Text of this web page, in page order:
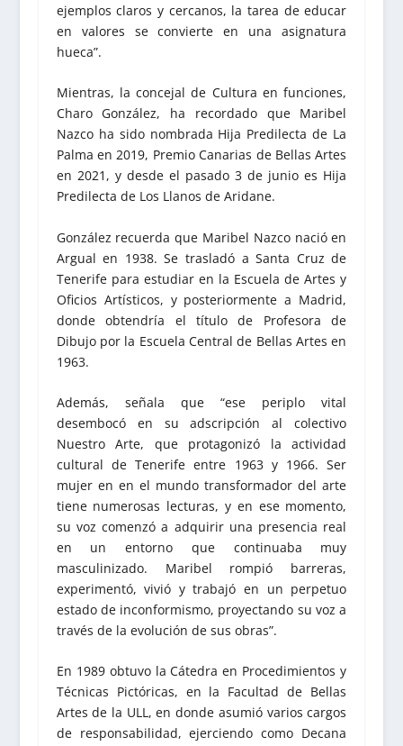
ejemplos claros y cercanos, la tarea de educar
en valores se convierte en una asignatura
hueca”.
Mientras, la concejal de Cultura en funciones,
Charo González, ha recordado que Maribel
Nazco ha sido nombrada Hija Predilecta de La
Palma en 2019, Premio Canarias de Bellas Artes
en 2021, y desde el pasado 3 de junio es Hija
Predilecta de Los Llanos de Aridane.
González recuerda que Maribel Nazco nació en
Argual en 1938. Se trasladó a Santa Cruz de
Tenerife para estudiar en la Escuela de Artes y
Oficios Artísticos, y posteriormente a Madrid,
donde obtendría el título de Profesora de
Dibujo por la Escuela Central de Bellas Artes en
1963.
Además, señala que “ese periplo vital
desembocó en su adscripción al colectivo
Nuestro Arte, que protagonizó la actividad
cultural de Tenerife entre 1963 y 1966. Ser
mujer en en el mundo transformador del arte
tiene numerosas lecturas, y en ese momento,
su voz comenzó a adquirir una presencia real
en un entorno que continuaba muy
masculinizado. Maribel rompió barreras,
experimentó, vivió y trabajó en un perpetuo
estado de inconformismo, proyectando su voz a
través de la evolución de sus obras”.
En 1989 obtuvo la Cátedra en Procedimientos y
Técnicas Pictóricas, en la Facultad de Bellas
Artes de la ULL, en donde asumió varios cargos
de responsabilidad, ejerciendo como Decana